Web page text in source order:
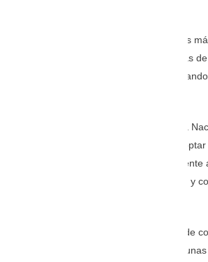
Los anteriores son algunos de los casos
abuso de precios a turistas en las playas
causando críticas a nivel nacional y
Ante ello, la Procuraduría General de la
alcalde de Cartagena, William Dau,
para proteger al consumidor y hacer frente
quejas contra algunos establecimientos y
A través de una comunicación, el ente de
a emprender acciones eficaces y